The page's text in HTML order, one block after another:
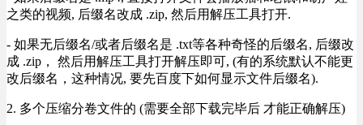
之类的视频, 后缀名改成 .zip, 然后用解压工具打开.
- 如果无后缀名/或者后缀名是 .txt等各种奇怪的后缀名, 后缀改
成 .zip， 然后用解压工具打开解压即可, (有的系统默认不能更
改后缀名，这种情况, 要先百度下如何显示文件后缀名).
2. 多个压缩分卷文件的 (需要全部下载完毕后 才能正确解压)